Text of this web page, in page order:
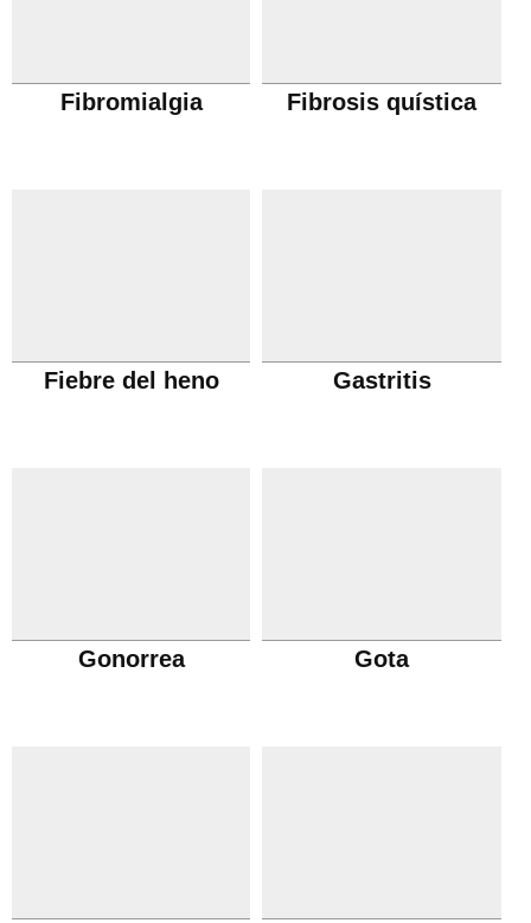
Fibromialgia Fibrosis quística
Fiebre del heno Gastritis
Gonorrea Gota